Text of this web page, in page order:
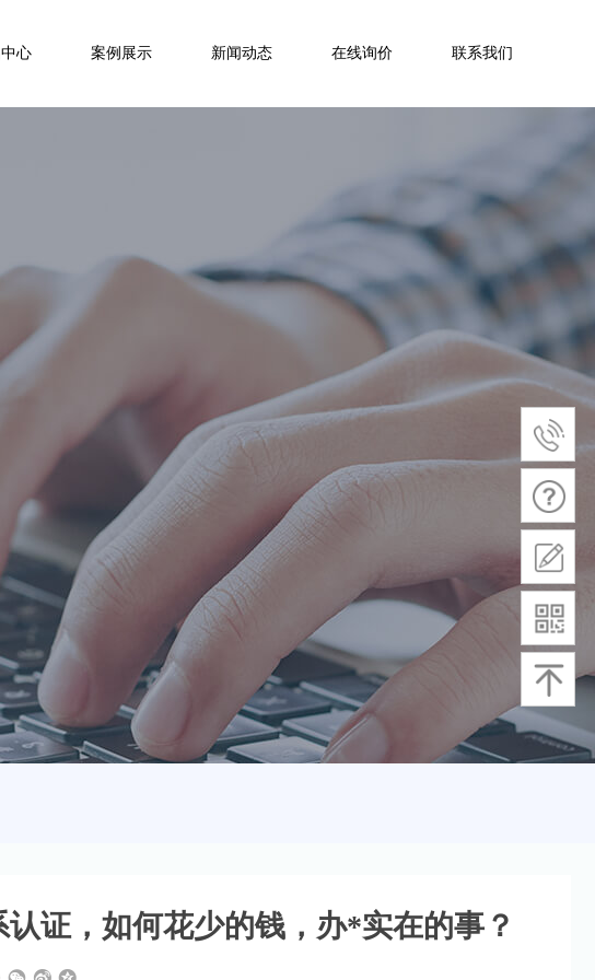
心 案例展示 新闻动态 在线询价 联系我们
证，如何花少的钱，办*实在的事？